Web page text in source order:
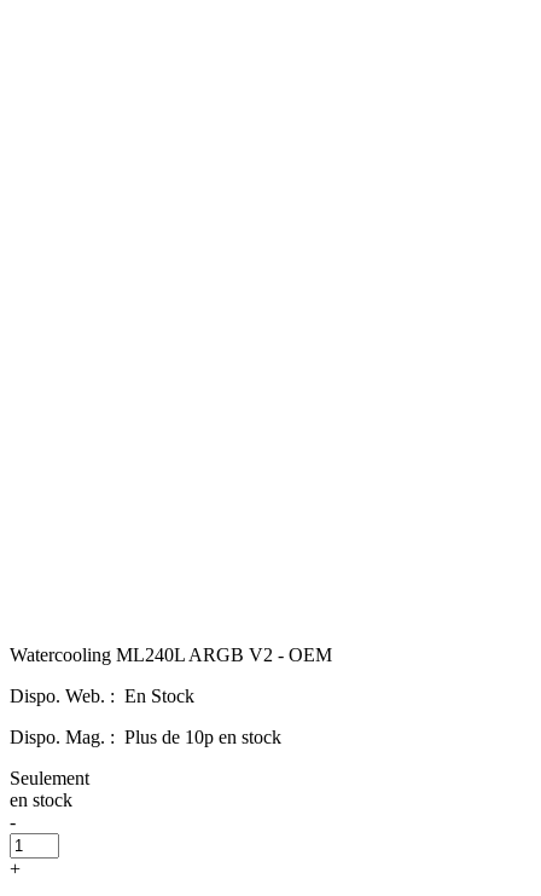
Watercooling ML240L ARGB V2 - OEM
Dispo. Web. : En Stock
Dispo. Mag. : Plus de 10p en stock
Seulement
en stock
-
+